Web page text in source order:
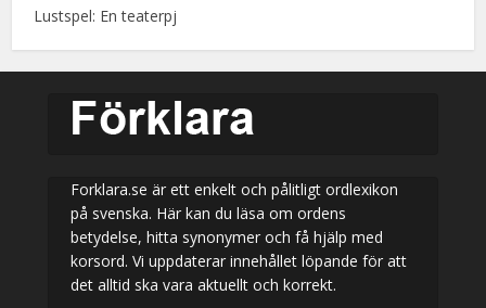
Lustspel: En teaterpj
Forklara.se är ett enkelt och pålitligt ordlexikon
på svenska. Här kan du läsa om ordens
betydelse, hitta synonymer och få hjälp med
korsord. Vi uppdaterar innehållet löpande för att
det alltid ska vara aktuellt och korrekt.